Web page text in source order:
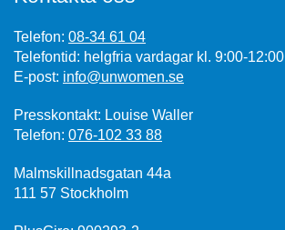
Telefon: 08-34 61 04
Telefontid: helgfria vardagar kl. 9:00-12:00
E-post: info@unwomen.se
Presskontakt: Louise Waller
Telefon: 076-102 33 88
Malmskillnadsgatan 44a
111 57 Stockholm